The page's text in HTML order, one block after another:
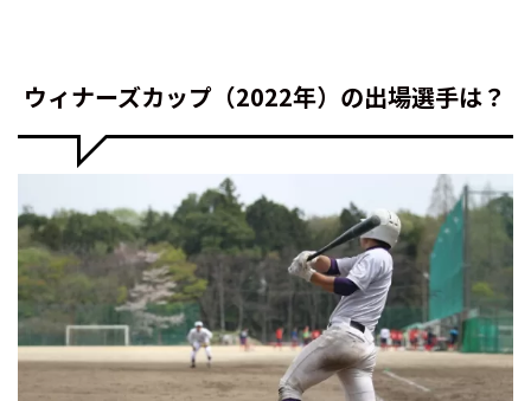
ウィナーズカップ（2022年）の出場選手は？